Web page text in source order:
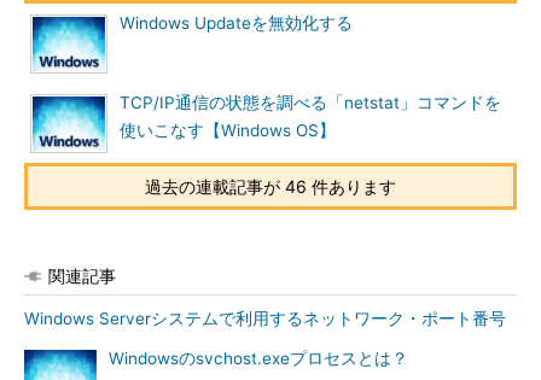
TCP 0.0.0.0:5000 0.0.0.0:0 LISTENING
TCP 192.168.0.111:139 0.0.0.0:0 LISTENING
TCP 192.168.0.111:1081 192.168.0.51:445
ESTABLISHED
TCP 192.168.0.111:2354 192.168.0.102:445
ESTABLISHED
TCP 192.168.0.111:2888 0.0.0.0:0
LISTENING…※
UDP 0.0.0.0:135 *:*
UDP 0.0.0.0:445 *:*
UDP 0.0.0.0:1026 *:*
Windows Updateを無効化する
TCP/IP通信の状態を調べる「netstat」コマンドを
使いこなす【Windows OS】
過去の連載記事が 46 件あります
関連記事
Windows Serverシステムで利用するネットワーク・ポート番号
Windowsのsvchost.exeプロセスとは？